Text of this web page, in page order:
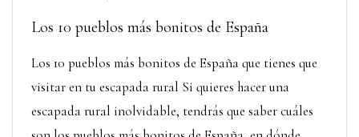
Los 10 pueblos más bonitos de España
Los 10 pueblos más bonitos de España que tienes que
visitar en tu escapada rural Si quieres hacer una
escapada rural inolvidable, tendrás que saber cuáles